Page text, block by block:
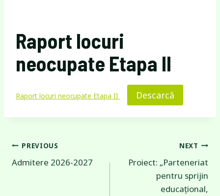
Raport locuri
neocupate Etapa II
Raport locuri neocupate Etapa II Descarcă
Navigare
în
PREVIOUS
Admitere 2026-2027
NEXT
Proiect: „Parteneriat
pentru sprijin
educațional,